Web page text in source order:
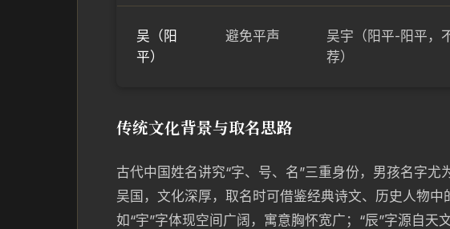
吴（阳
平）
避免平声
吴宇（阳平-阳平，
荐）
传统文化背景与取名思路
古代中国姓名讲究“字、号、名”三重身份，男孩名字
吴国，文化深厚，取名时可借鉴经典诗文、历史人物
如“宇”字体现空间广阔，寓意胸怀宽广；“辰”字源自天